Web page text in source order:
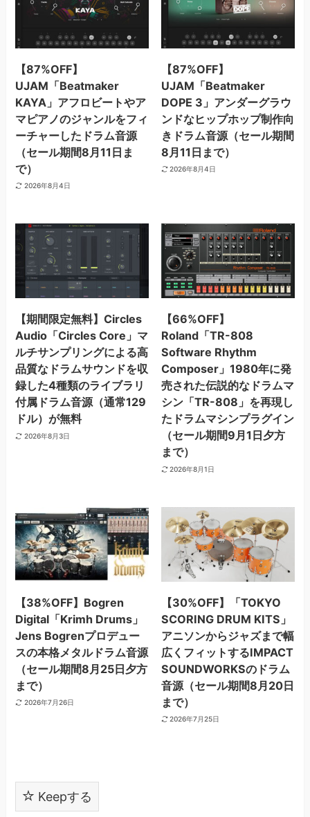
【87%OFF】
UJAM「Beatmaker
KAYA」アフロビートやア
マピアノのジャンルをフィ
ーチャーしたドラム音源
（セール期間8月11日ま
で）
2026年8月4日
【87%OFF】
UJAM「Beatmaker
DOPE 3」アンダーグラウ
ンドなヒップホップ制作向
きドラム音源（セール期間
8月11日まで）
2026年8月4日
【期間限定無料】Circles
Audio「Circles Core」マ
ルチサンプリングによる高
品質なドラムサウンドを収
録した4種類のライブラリ
付属ドラム音源（通常129
ドル）が無料
2026年8月3日
【66%OFF】
Roland「TR-808
Software Rhythm
Composer」1980年に発
売された伝説的なドラムマ
シン「TR-808」を再現し
たドラムマシンプラグイン
（セール期間9月1日夕方
まで）
2026年8月1日
【38%OFF】Bogren
Digital「Krimh Drums」
Jens Bogrenプロデュー
スの本格メタルドラム音源
（セール期間8月25日夕方
まで）
2026年7月26日
【30%OFF】「TOKYO
SCORING DRUM KITS」
アニソンからジャズまで幅
広くフィットするIMPACT
SOUNDWORKSのドラム
音源（セール期間8月20日
まで）
2026年7月25日
Keepする